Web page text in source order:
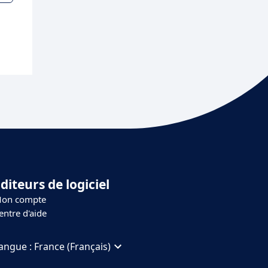
de logiciel
compte
d'aide
: France (Français)